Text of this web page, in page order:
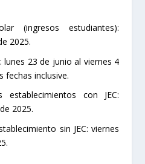
(ingresos estudiantes):
2025.
lunes 23 de junio al viernes 4
fechas inclusive.
con JEC:
2025.
sin JEC: viernes